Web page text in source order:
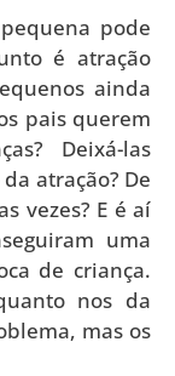
pode
é atração
ainda
pais querem
Deixá-las
atração? De
vezes? E é aí
uma
de criança.
nos da
mas os